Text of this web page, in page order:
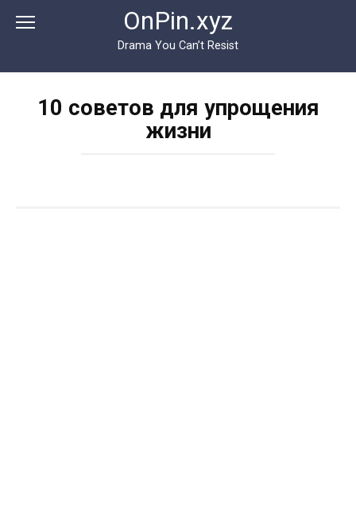
OnPin.xyz
Drama You Can’t Resist
10 советов для упрощения
жизни